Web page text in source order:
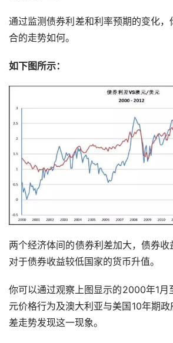
通过监测债券利差和利率预期的变化，
合的走势如何。
如下图所示：
两个经济体间的债券利差加大，债券收
对于债券收益较低国家的货币升值。
你可以通过观察上图显示的2000年1月
元价格行为及澳大利亚与美国10年期政
差走势发现这一现象。